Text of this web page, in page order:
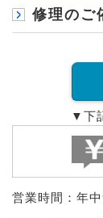
修理のご
▼下
営業時間：年